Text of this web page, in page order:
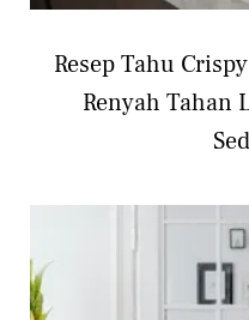
Resep Tahu
Renyah Tahan